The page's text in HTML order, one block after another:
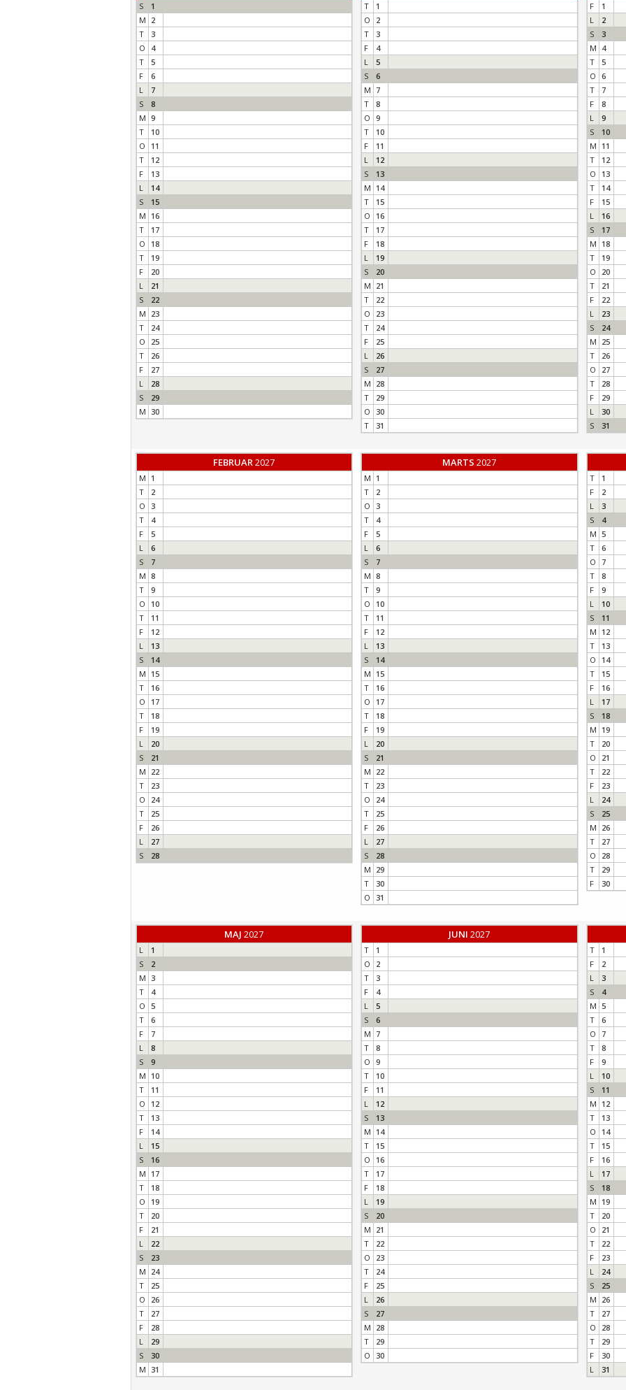
S
1
M 2
T
3
O
4
T
5
F
6
L
7
S
8
M 9
T
10
O
11
T
12
F
13
L
14
S
15
M 16
T
17
O
18
T
19
F
20
L
21
S
22
M 23
T
24
O
25
T
26
F
27
L
28
S
29
M 30
T
1
O
2
T
3
F
4
L
5
S
6
M 7
T
8
O 9
T
10
F
11
L
12
S
13
M 14
T
15
O
16
T
17
F
18
L
19
S
20
M 21
T
22
O
23
T
24
F
25
L
26
S
27
M 28
T
29
O 30
T
31
F
1
L
2
S
3
M 4
T
5
O 6
T
7
F
8
L
9
S
10
M 11
T
12
O
13
T
14
F
15
L
16
S
17
M 18
T
19
O
20
T
21
F
22
L
23
S
24
M 25
T
26
O
27
T
28
F
29
L
30
S
31
FEBRUAR2027
M 1
T
2
O 3
T
4
F
5
L
6
S
7
M 8
T
9
O
10
T
11
F
12
L
13
S
14
M 15
T
16
O
17
T
18
F
19
L
20
S
21
M 22
T
23
O
24
T
25
F
26
L
27
S
28
MARTS 2027
M 1
T
2
O 3
T
4
F
5
L
6
S
7
M 8
T
9
O
10
T
11
F
12
L
13
S
14
M 15
T
16
O
17
T
18
F
19
L
20
S
21
M 22
T
23
O
24
T
25
F
26
L
27
S
28
M 29
T
30
O 31
T
1
F
2
L
3
S
4
M 5
T
6
O
7
T
8
F
9
L
10
S
11
M 12
T
13
O
14
T
15
F
16
L
17
S
18
M 19
T
20
O
21
T
22
F
23
L
24
S
25
M 26
T
27
O
28
T
29
F
30
MAJ 2027
L
1
S
2
M 3
T
4
O 5
T
6
F
7
L
8
S
9
M 10
T
11
O
12
T
13
F
14
L
15
S
16
M 17
T
18
O
19
T
20
F
21
L
22
S
23
M 24
T
25
O
26
T
27
F
28
L
29
S
30
M 31
JUNI 2027
T
1
O
2
T
3
F
4
L
5
S
6
M 7
T
8
O 9
T
10
F
11
L
12
S
13
M 14
T
15
O
16
T
17
F
18
L
19
S
20
M 21
T
22
O
23
T
24
F
25
L
26
S
27
M 28
T
29
O 30
T
1
F
2
L
3
S
4
M 5
T
6
O
7
T
8
F
9
L
10
S
11
M 12
T
13
O
14
T
15
F
16
L
17
S
18
M 19
T
20
O
21
T
22
F
23
L
24
S
25
M 26
T
27
O
28
T
29
F
30
L
31